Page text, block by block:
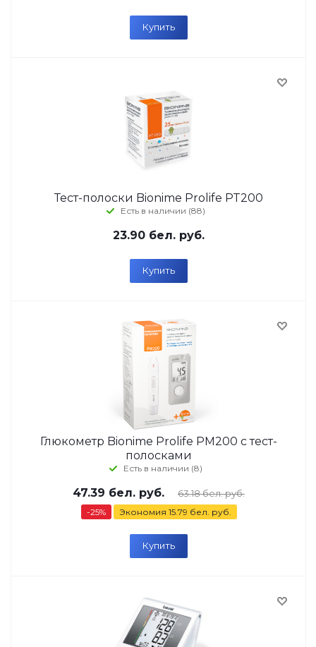
Купить
Тест-полоски Bionime Prolife PT200
Есть в наличии (88)
23.90 бел. руб.
Купить
Глюкометр Bionime Prolife PM200 с тест-
полосками
Есть в наличии (8)
47.39 бел. руб. 63.18бел. руб.
-25% Экономия 15.79 бел. руб.
Купить